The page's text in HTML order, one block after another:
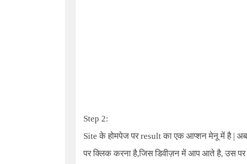
Step 2:
Siteके होमपेज पर result का एक आप्शन मेनू में है |
पर क्लिक करना है,जिस डिवीज़न में आप आते है, उस